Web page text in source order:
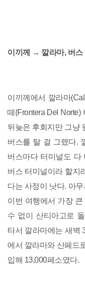
이끼께 → 깔라마, 버스
이끼께에서 깔라마
떼(Frontera Del Norte)
뒤늦은 후회지만 그냥
버스를 탈 걸 그랬다.
버스마다 터미널도 다
버스 터미널이라 할지
다는 사정이 낫다. 아
이번 여행에서 가장
수 없이 산티아고로
타서 깔라마에는 새벽
에서 깔라마와 산페드
입해 13,000페소였다.